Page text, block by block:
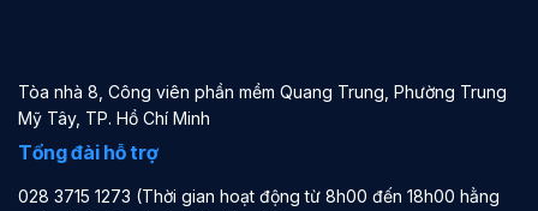
Tòa nhà 8, Công viên phần mềm Quang Trung, Phường Trung
Mỹ Tây, TP. Hồ Chí Minh
Tổng đài hỗ trợ
028 3715 1273 (Thời gian hoạt động từ 8h00 đến 18h00 hằng